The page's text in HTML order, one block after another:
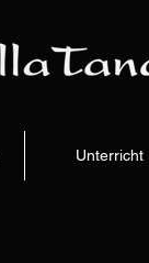
Unterricht